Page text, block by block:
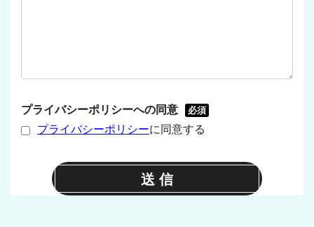
プライバシーポリシーへの同意 必須
プライバシーポリシーに同意する